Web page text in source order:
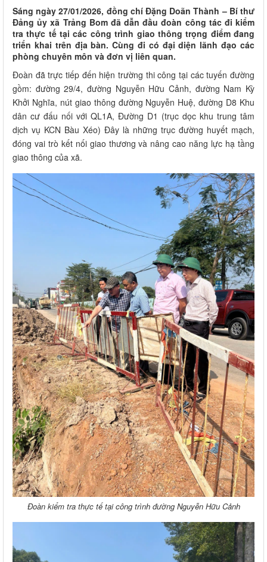
Sáng ngày 27/01/2026, đồng chí Đặng Doãn Thành – Bí thư
Đảng ủy xã Trảng Bom đã dẫn đầu đoàn công tác đi kiểm
tra thực tế tại các công trình giao thông trọng điểm đang
triển khai trên địa bàn. Cùng đi có đại diện lãnh đạo các
phòng chuyên môn và đơn vị liên quan.
Đoàn đã trực tiếp đến hiện trường thi công tại các tuyến đường
gồm: đường 29/4, đường Nguyễn Hữu Cảnh, đường Nam Kỳ
Khởi Nghĩa, nút giao thông đường Nguyễn Huệ, đường D8 Khu
dân cư đấu nối với QL1A, Đường D1 (trục dọc khu trung tâm
dịch vụ KCN Bàu Xéo) Đây là những trục đường huyết mạch,
đóng vai trò kết nối giao thương và nâng cao năng lực hạ tầng
giao thông của xã.
Đoàn kiểm tra thực tế tại công trình đường Nguyễn Hữu Cảnh